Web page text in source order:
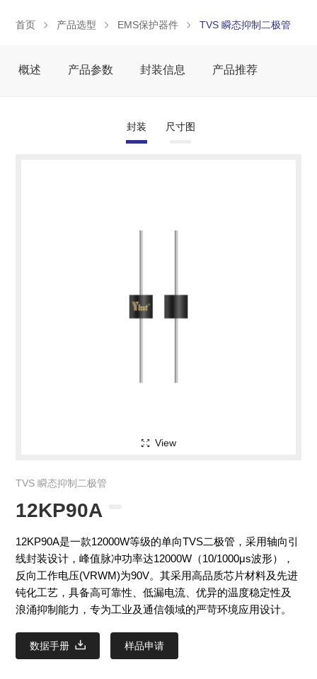
首页 产品选型 EMS保护器件 TVS 瞬态抑制二极管
概述 产品参数 封装信息 产品推荐
封装 尺寸图
View
TVS 瞬态抑制二极管
12KP90A
12KP90A是一款12000W等级的单向TVS二极管，采用轴向引
线封装设计，峰值脉冲功率达12000W（10/1000μs波形），
反向工作电压(VRWM)为90V。其采用高品质芯片材料及先进
钝化工艺，具备高可靠性、低漏电流、优异的温度稳定性及
浪涌抑制能力，专为工业及通信领域的严苛环境应用设计。
数据手册 样品申请